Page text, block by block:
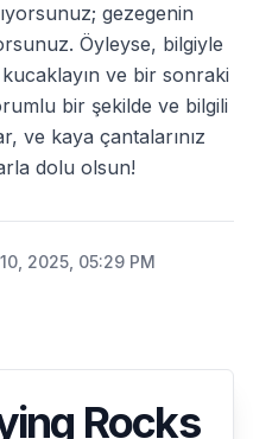
gezegenin
Öyleyse, bilgiyle
kucaklayın ve bir sonraki
bir şekilde ve bilgili
ve kaya çantalarınız
dolu olsun!
2025, 05:29 PM
Rocks